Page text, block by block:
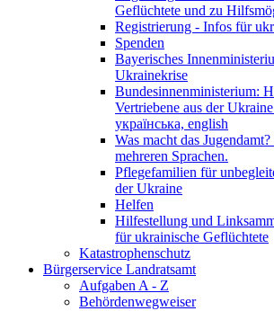
Geflüchtete und zu
Registrierung - Infos für
Spenden
Bayerisches
Ukrainekrise
Bundesinnenministerium:
Vertriebene aus der
українська, english
Was macht das
mehreren Sprachen.
Pflegefamilien für
der Ukraine
Helfen
Hilfestellung und
für ukrainische Geflüchtete
Katastrophenschutz
Bürgerservice Landratsamt
Aufgaben A - Z
Behördenwegweiser